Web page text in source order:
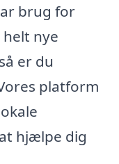
brug for
nye
er du
platform
hjælpe dig